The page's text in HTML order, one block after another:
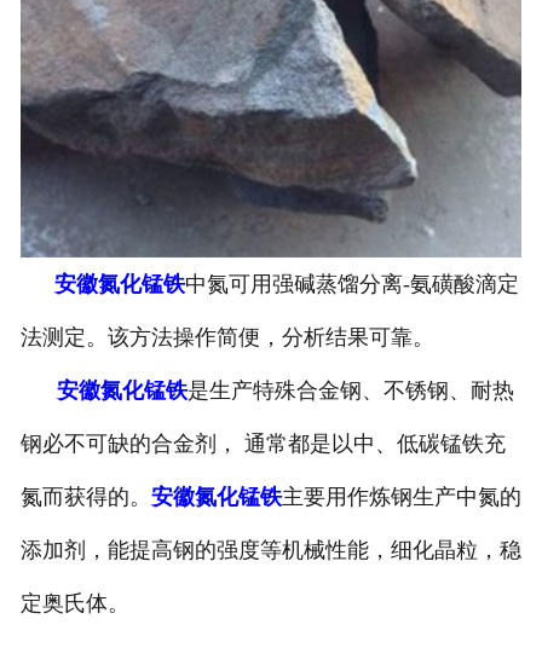
安徽氮化锰铁
安徽低硅铁
安徽包芯线
安徽相关产品推荐
安徽氮化锰铁中氮可用强碱蒸馏分离-氨磺酸滴定
法测定。该方法操作简便，分析结果可靠。
安徽氮化锰铁是生产特殊合金钢、不锈钢、耐热
钢必不可缺的合金剂， 通常都是以中、低碳锰铁充
氮而获得的。 安徽氮化锰铁主要用作炼钢生产中氮的
添加剂，能提高钢的强度等机械性能，细化晶粒，稳
定奥氏体。